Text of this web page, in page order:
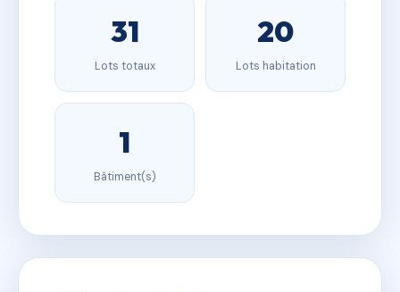
31
Lots totaux
20
Lots habitation
1
Bâtiment(s)